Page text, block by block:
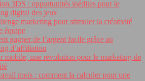
3DS : opportunités inédites pour le
digital des jeux
marketing pour stimuler la créativité
équipe
gagner de l’argent facile grâce au
d’affiliation
mobile, une révolution pour le marketing de
mois : comment la calculer pour une